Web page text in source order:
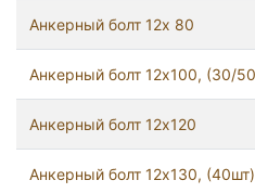
Анкерный болт 12x 80
Анкерный болт 12х100, (30/
Анкерный болт 12х120
Анкерный болт 12х130, (40шт)